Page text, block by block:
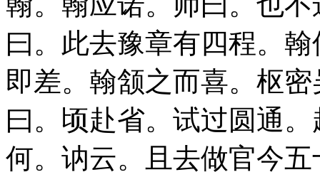
曰。此去豫章有四程。
即差。翰颔之而喜。枢
曰。顷赴省。试过圆通
何。讷云。且去做官今